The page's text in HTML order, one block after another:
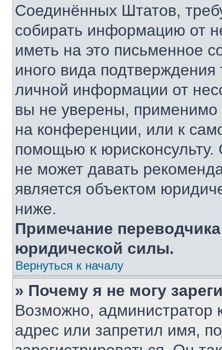
Соединённых Штатов,
собирать информацию от
иметь на это письменное
иного вида
личной информации от
вы не уверены, применимо
на конференции, или к
помощью к
не может давать
является объектом
ниже.
Примечание
юридической силы.
Вернуться к началу
» Почему я не могу
Возможно, администратор
адрес или запретил имя,